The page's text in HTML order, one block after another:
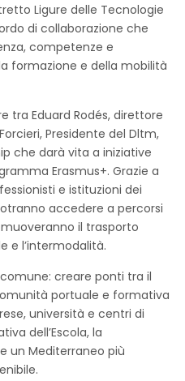
Ligure delle Tecnologie
di collaborazione che
competenze e
formazione e della mobilità
tra Eduard Rodés, direttore
Presidente del Dltm,
che darà vita a iniziative
Erasmus+. Grazie a
e istituzioni dei
accedere a percorsi
il trasporto
e l’intermodalità.
creare ponti tra il
portuale e formativa
università e centri di
dell’Escola, la
un Mediterraneo più